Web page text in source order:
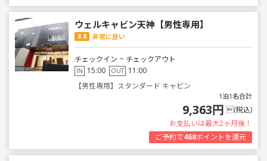
ウェルキャビン天神【男性専用】
8.8 非常に良い
チェックイン ~ チェックアウト
IN 15:00 OUT 11:00
【男性専用】スタンダード キャビン
1泊1名合計
9,363円 (税込)
お支払いは最大2ヶ月後！
ご予約で468ポイントを還元